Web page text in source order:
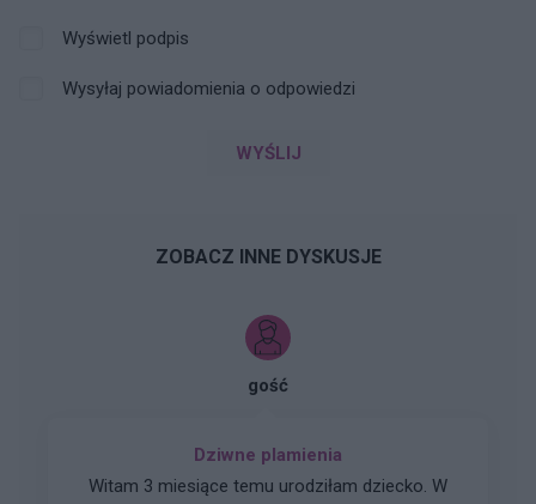
Wyświetl podpis
Wysyłaj powiadomienia o odpowiedzi
WYŚLIJ
ZOBACZ INNE DYSKUSJE
gość
Dziwne plamienia
Witam 3 miesiące temu urodziłam dziecko. W